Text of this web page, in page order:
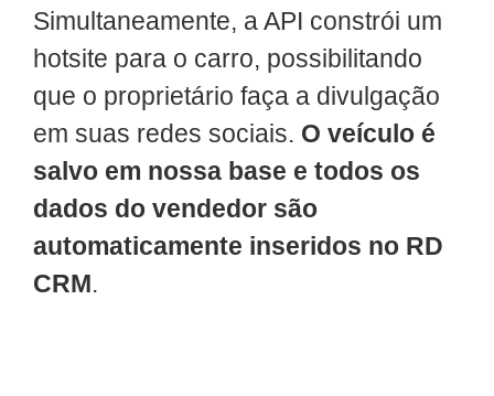
Simultaneamente, a API constrói um
hotsite para o carro, possibilitando
que o proprietário faça a divulgação
em suas redes sociais. O veículo é
salvo em nossa base e todos os
dados do vendedor são
automaticamente inseridos no RD
CRM.